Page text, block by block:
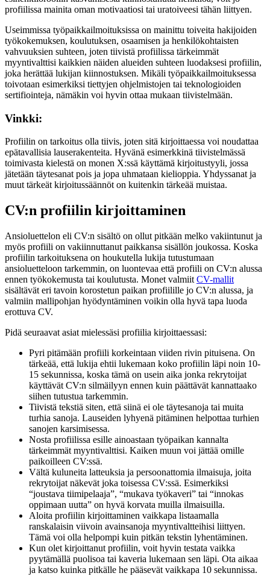
profiilissa mainita oman motivaatiosi tai uratoiveesi tähän liittyen.
Useimmissa työpaikkailmoituksissa on mainittu toiveita hakijoiden
työkokemuksen, koulutuksen, osaamisen ja henkilökohtaisten
vahvuuksien suhteen, joten tiivistä profiilissa tärkeimmät
myyntivalttisi kaikkien näiden alueiden suhteen luodaksesi profiilin,
joka herättää lukijan kiinnostuksen. Mikäli työpaikkailmoituksessa
toivotaan esimerkiksi tiettyjen ohjelmistojen tai teknologioiden
sertifiointeja, nämäkin voi hyvin ottaa mukaan tiivistelmään.
Vinkki:
Profiilin on tarkoitus olla tiivis, joten sitä kirjoittaessa voi noudattaa
epätavallisia lauserakenteita. Hyvänä esimerkkinä tiivistelmässä
toimivasta kielestä on monen X:ssä käyttämä kirjoitustyyli, jossa
jätetään täytesanat pois ja jopa uhmataan kielioppia. Yhdyssanat ja
muut tärkeät kirjoitussäännöt on kuitenkin tärkeää muistaa.
CV:n profiilin kirjoittaminen
Ansioluettelon eli CV:n sisältö on ollut pitkään melko vakiintunut ja
myös profiili on vakiinnuttanut paikkansa sisällön joukossa. Koska
profiilin tarkoituksena on houkutella lukija tutustumaan
ansioluetteloon tarkemmin, on luontevaa että profiili on CV:n alussa
ennen työkokemusta tai koulutusta. Monet valmiit CV-mallit
sisältävät eri tavoin korostetun paikan profiilille jo CV:n alussa, ja
valmiin mallipohjan hyödyntäminen voikin olla hyvä tapa luoda
erottuva CV.
Pidä seuraavat asiat mielessäsi profiilia kirjoittaessasi:
Pyri pitämään profiili korkeintaan viiden rivin pituisena. On
tärkeää, että lukija ehtii lukemaan koko profiilin läpi noin 10-
15 sekunnissa, koska tämä on usein aika jonka rekrytoijat
käyttävät CV:n silmäilyyn ennen kuin päättävät kannattaako
siihen tutustua tarkemmin.
Tiivistä tekstiä siten, että siinä ei ole täytesanoja tai muita
turhia sanoja. Lauseiden lyhyenä pitäminen helpottaa turhien
sanojen karsimisessa.
Nosta profiilissa esille ainoastaan työpaikan kannalta
tärkeimmät myyntivalttisi. Kaiken muun voi jättää omille
paikoilleen CV:ssä.
Vältä kuluneita latteuksia ja persoonattomia ilmaisuja, joita
rekrytoijat näkevät joka toisessa CV:ssä. Esimerkiksi
“joustava tiimipelaaja”, “mukava työkaveri” tai “innokas
oppimaan uutta” on hyvä korvata muilla ilmaisuilla.
Aloita profiilin kirjoittaminen vaikkapa listaamalla
ranskalaisin viivoin avainsanoja myyntivaltteihisi liittyen.
Tämä voi olla helpompi kuin pitkän tekstin lyhentäminen.
Kun olet kirjoittanut profiilin, voit hyvin testata vaikka
pyytämällä puolisoa tai kaveria lukemaan sen läpi. Ota aikaa
ja katso kuinka pitkälle he pääsevät vaikkapa 10 sekunnissa.